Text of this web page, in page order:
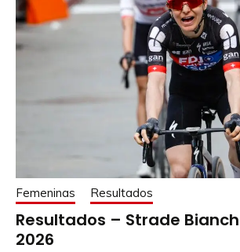
Femeninas Resultados
Resultados – Strade
2026